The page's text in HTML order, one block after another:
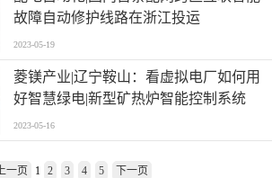
故障自动修护线路在浙江投运
2023-05-19
菱镁产业|辽宁鞍山：看虚拟电厂如何用
好智慧绿电|新型矿热炉智能控制系统
2023-05-16
上一页 1 2 3 4 5 下一页